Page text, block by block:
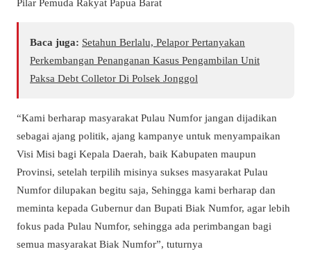
Baca juga: Setahun Berlalu, Pelapor Pertanyakan
Perkembangan Penanganan Kasus Pengambilan Unit
Paksa Debt Colletor Di Polsek Jonggol
“Kami berharap masyarakat Pulau Numfor jangan dijadikan
sebagai ajang politik, ajang kampanye untuk menyampaikan
Visi Misi bagi Kepala Daerah, baik Kabupaten maupun
Provinsi, setelah terpilih misinya sukses masyarakat Pulau
Numfor dilupakan begitu saja, Sehingga kami berharap dan
meminta kepada Gubernur dan Bupati Biak Numfor, agar lebih
fokus pada Pulau Numfor, sehingga ada perimbangan bagi
semua masyarakat Biak Numfor”, tuturnya